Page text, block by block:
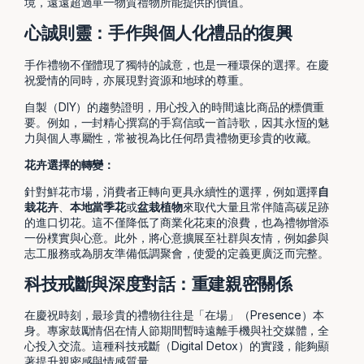
心誠則靈：手作與個人化禮品的復興
手作禮物不僅體現了獨特的誠意，也是一種環保的選擇。在慶
祝愛情的同時，亦展現對資源和地球的尊重。
自製（DIY）的趨勢證明，用心投入的時間遠比商品的標價重
要。例如，一封精心撰寫的手寫信或一首詩歌，因其永恆的魅
力與個人專屬性，常被視為比任何昂貴禮物更珍貴的收藏。
花卉選擇的轉變：
針對鮮花市場，消費者正轉向更具永續性的選擇，例如選擇自
栽花卉、 本地當季花或盆栽植物來取代大量且常伴隨高碳足跡
的進口切花。這不僅降低了商業化花束的浪費，也為禮物增添
一份樸實與心意。此外，將心意擴展至社群與友情，例如參與
志工服務或為朋友準備低調聚會，使愛的定義更廣泛而完整。
科技戒斷與深度對話：重建親密關係
在慶祝時刻，最珍貴的禮物往往是「在場」（Presence）本
身。專家鼓勵情侶在情人節期間暫時遠離手機與社交媒體，全
心投入交流。這種科技戒斷（Digital Detox）的實踐，能夠顯
著提升親密感與情感質量。